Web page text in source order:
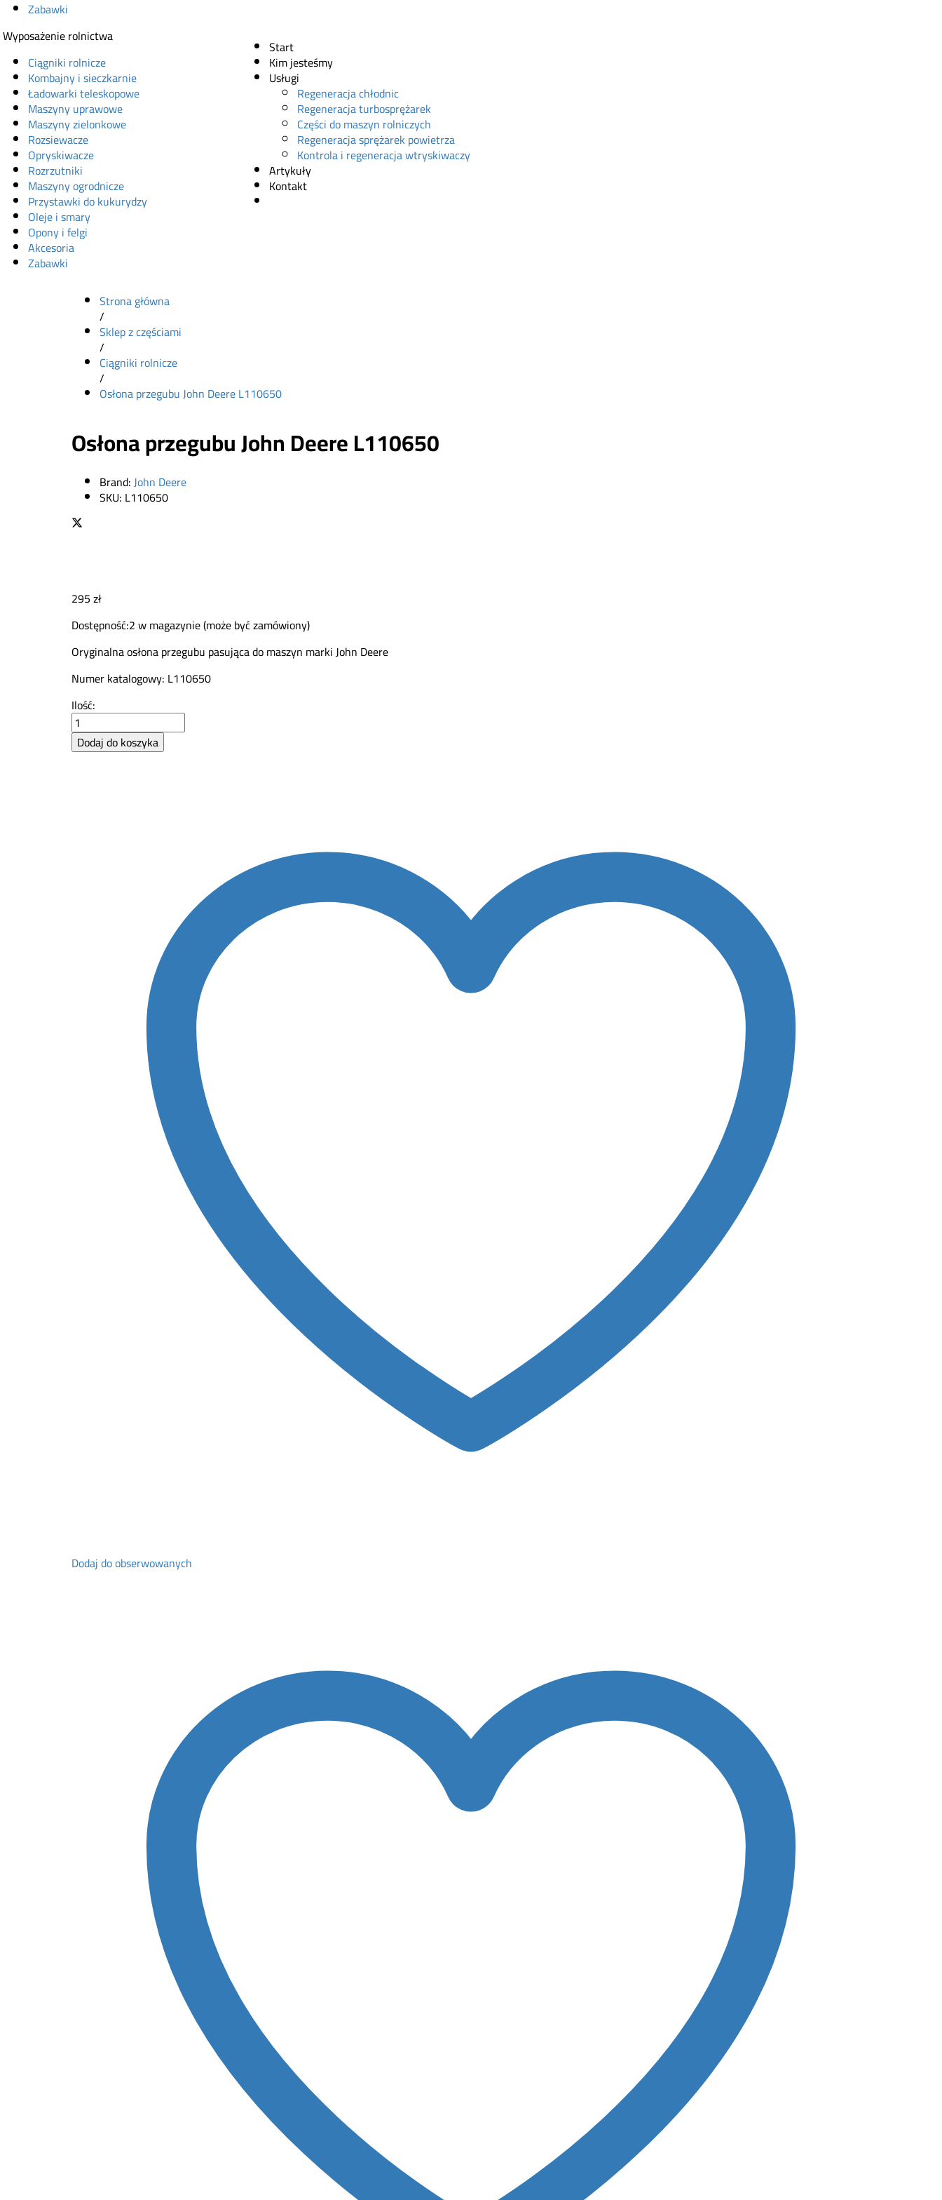
Zabawki
Wyposażenie rolnictwa
Ciągniki rolnicze
Kombajny i sieczkarnie
Ładowarki teleskopowe
Maszyny uprawowe
Maszyny zielonkowe
Rozsiewacze
Opryskiwacze
Rozrzutniki
Maszyny ogrodnicze
Przystawki do kukurydzy
Oleje i smary
Opony i felgi
Akcesoria
Zabawki
Start
Kim jesteśmy
Usługi
Regeneracja chłodnic
Regeneracja turbosprężarek
Części do maszyn rolniczych
Regeneracja sprężarek powietrza
Kontrola i regeneracja wtryskiwaczy
Artykuły
Kontakt
Strona główna
/
Sklep z częściami
/
Ciągniki rolnicze
/
Osłona przegubu John Deere L110650
Osłona przegubu John Deere L110650
Brand:John Deere
SKU: L110650
295zł
Dostępność:2 w magazynie (może być zamówiony)
Oryginalna osłona przegubu pasująca do maszyn marki John Deere
Numer katalogowy: L110650
Osłona
przegubu
John
Deere
Ilość:
Dodaj do koszyka
Dodaj do obserwowanych